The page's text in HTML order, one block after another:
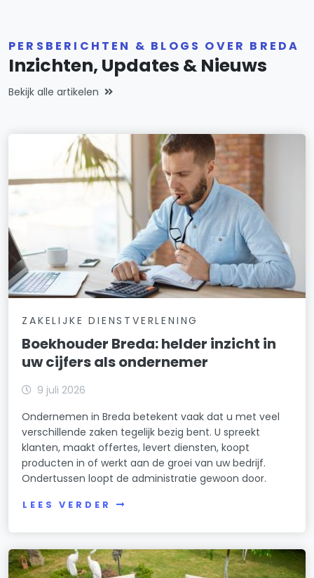
PERSBERICHTEN & BLOGS OVER BREDA
Inzichten, Updates & Nieuws
Bekijk alle artikelen
ZAKELIJKE DIENSTVERLENING
Boekhouder Breda: helder inzicht in
uw cijfers als ondernemer
9 juli 2026
Ondernemen in Breda betekent vaak dat u met veel
verschillende zaken tegelijk bezig bent. U spreekt
klanten, maakt offertes, levert diensten, koopt
producten in of werkt aan de groei van uw bedrijf.
Ondertussen loopt de administratie gewoon door.
LEES VERDER